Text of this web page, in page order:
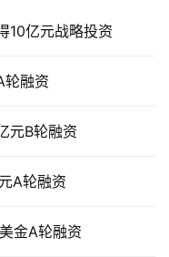
10亿元战略投资
轮融资
元B轮融资
A轮融资
金A轮融资